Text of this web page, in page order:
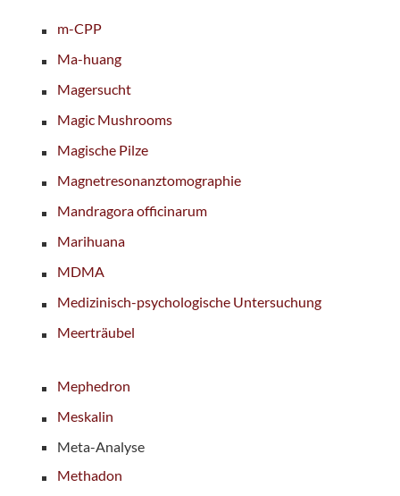
m-CPP
Ma-huang
Magersucht
Magic Mushrooms
Magische Pilze
Magnetresonanztomographie
Mandragora officinarum
Marihuana
MDMA
Medizinisch-psychologische Untersuchung
Meerträubel
Mephedron
Meskalin
Meta-Analyse
Methadon